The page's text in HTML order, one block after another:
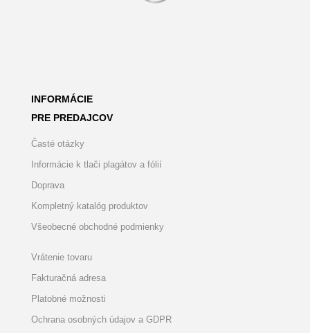
INFORMÁCIE
PRE PREDAJCOV
Časté otázky
Informácie k tlači plagátov a fólií
Doprava
Kompletný katalóg produktov
Všeobecné obchodné podmienky
Vrátenie tovaru
Fakturačná adresa
Platobné možnosti
Ochrana osobných údajov a GDPR